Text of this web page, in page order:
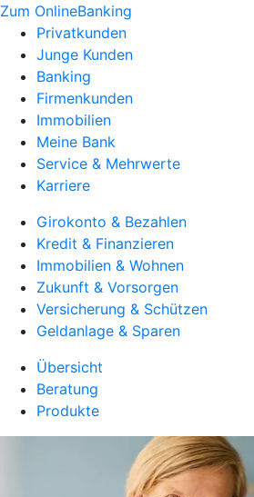
Zum OnlineBanking
Privatkunden
Junge Kunden
Banking
Firmenkunden
Immobilien
Meine Bank
Service & Mehrwerte
Karriere
Girokonto & Bezahlen
Kredit & Finanzieren
Immobilien & Wohnen
Zukunft & Vorsorgen
Versicherung & Schützen
Geldanlage & Sparen
Übersicht
Beratung
Produkte